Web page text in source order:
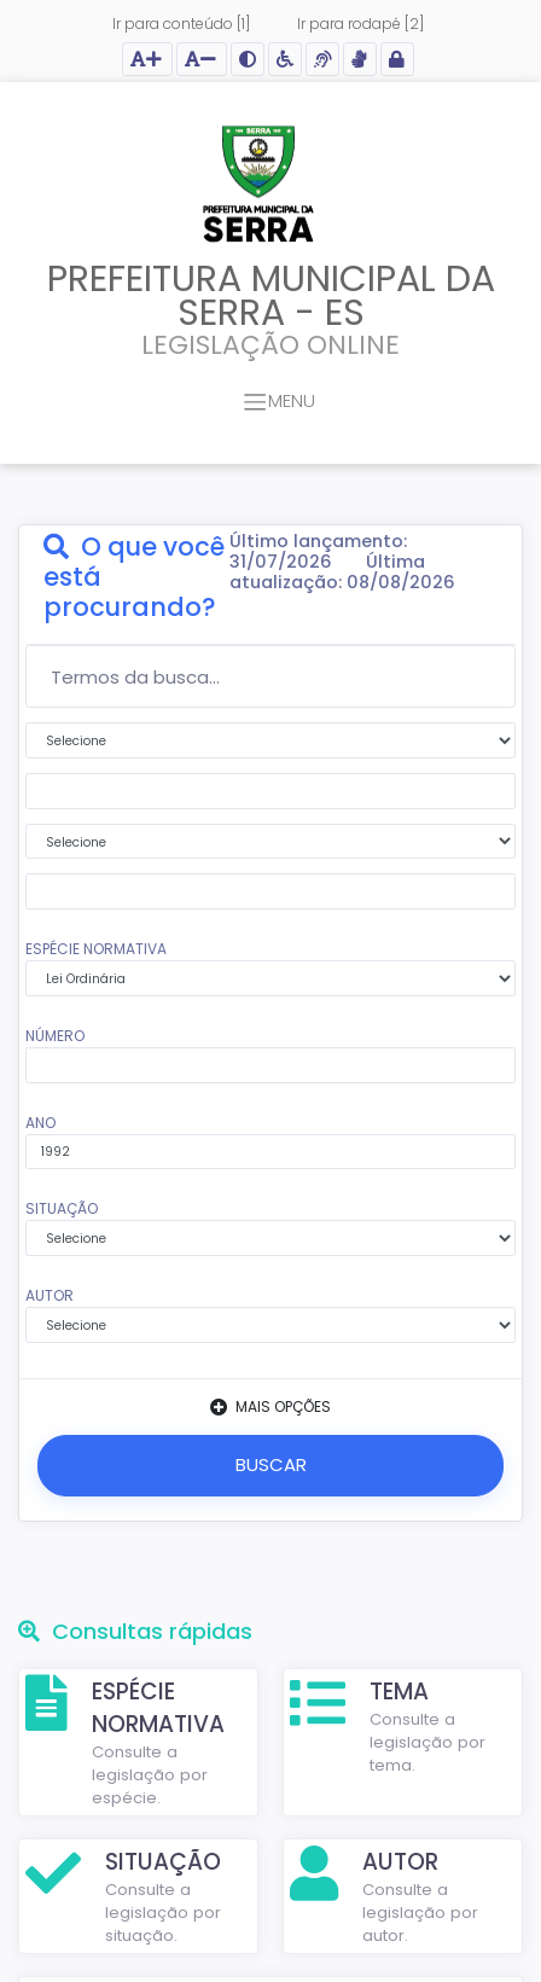
Ir para conteúdo [1] Ir para rodapé [2]
Ação para aumentar tamanho da fonte do site
Ação para diminuir tamanho da fonte do site
Ação para aplicar auto contraste no site
Acessar página sobre acessibilidade do site
Acessar página sobre NVDA - Leitor de Tela
Acessar página sobre VLibras - Tradutor de
Acessar Intranet
PREFEITURA MUNICIPAL DA
SERRA - ES
LEGISLAÇÃO ONLINE
MENU
O que você
está
procurando?
Último lançamento:
31/07/2026
Última
atualização: 08/08/2026
Primeira condição
Segunda condição
ESPÉCIE NORMATIVA
NÚMERO
ANO
SITUAÇÃO
AUTOR
MAIS OPÇÕES
Consultas rápidas
ESPÉCIE
NORMATIVA
Consulte a
legislação por
espécie.
TEMA
Consulte a
legislação por
tema.
SITUAÇÃO
Consulte a
legislação por
situação.
AUTOR
Consulte a
legislação por
autor.